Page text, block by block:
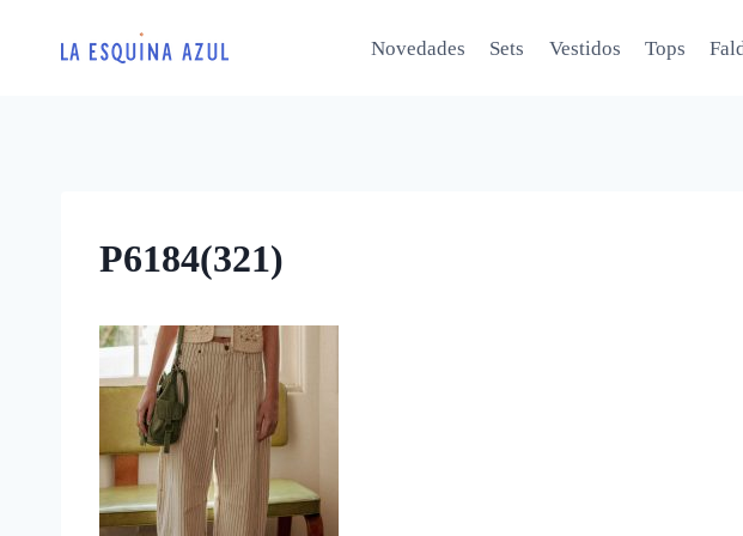
Novedades Sets Vestidos Tops
P6184(321)